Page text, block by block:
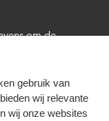
gebruik van
wij relevante
wij onze websites
om de
voor het
reserveringen.
Utrecht